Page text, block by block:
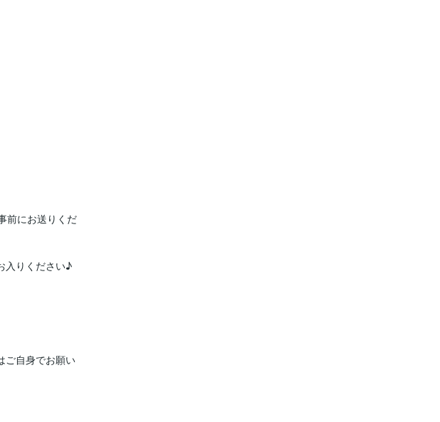
前にお送りくだ
入りください♪
ご自身でお願い